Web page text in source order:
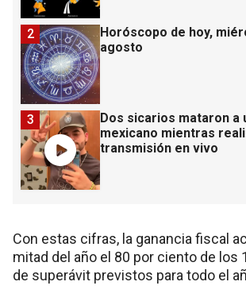
Horóscopo de hoy,
agosto
2
Dos sicarios mataron a
mexicano mientras
transmisión en vivo
3
Con estas cifras, la ganancia fiscal
mitad del año el 80 por ciento de los
de superávit previstos para todo el